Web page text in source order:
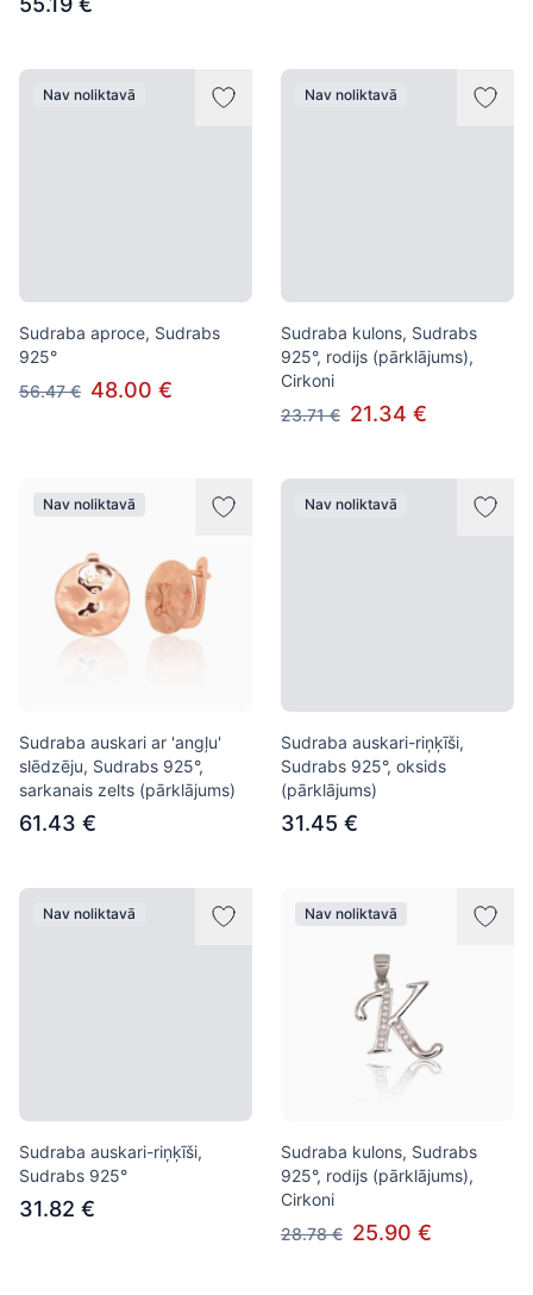
Nav noliktavā
Sudraba aproce, Sudrabs
925°
56.47 € 48.00 €
Nav noliktavā
Sudraba kulons, Sudrabs
925°, rodijs (pārklājums),
Cirkoni
23.71 € 21.34 €
Nav noliktavā
Sudraba auskari ar 'angļu'
slēdzēju, Sudrabs 925°,
sarkanais zelts (pārklājums)
61.43 €
Nav noliktavā
Sudraba auskari-riņķīši,
Sudrabs 925°, oksids
(pārklājums)
31.45 €
Nav noliktavā
Sudraba auskari-riņķīši,
Sudrabs 925°
31.82 €
Nav noliktavā
Sudraba kulons, Sudrabs
925°, rodijs (pārklājums),
Cirkoni
28.78 € 25.90 €